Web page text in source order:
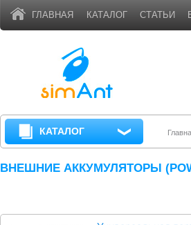
ГЛАВНАЯ КАТАЛОГ СТАТЬИ
КАТАЛОГ
ВНЕШНИЕ АККУМУЛЯТОРЫ